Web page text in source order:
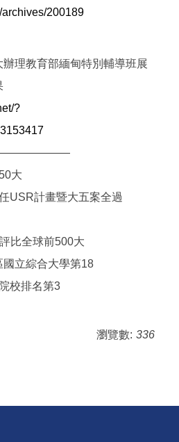
archives/200189
理教育部緬甸特別輔導班展
?
50大
USR計畫暨大五案全過
比全球前500大
立綜合大學第18
校排名第3
瀏覽數: 336